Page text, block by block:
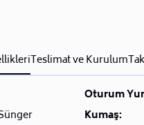
Teslimat ve Kurulum
Oturum
Kumaş: